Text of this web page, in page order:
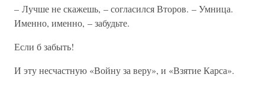
– Лучше не скажешь, – согласился Второв. – Умница.
Именно, именно, – забудьте.
Если б забыть!
И эту несчастную «Войну за веру», и «Взятие Карса».